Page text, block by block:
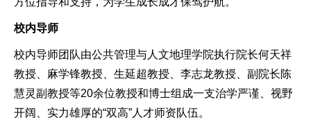
校内导师
校内导师团队由公共管理与人文地理学院执行院长何天祥
教授、麻学锋教授、生延超教授、李志龙教授、副院长陈
慧灵副教授等20余位教授和博士组成一支治学严谨、视野
开阔、实力雄厚的“双高”人才师资队伍。